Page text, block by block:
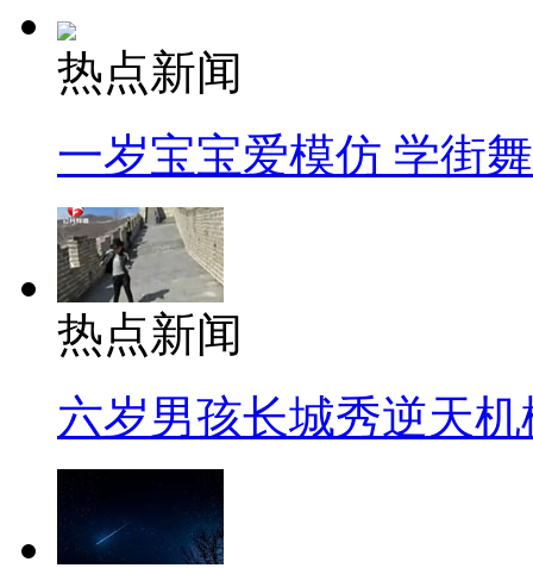
热点新闻
一岁宝宝爱模仿 学街
热点新闻
六岁男孩长城秀逆天机